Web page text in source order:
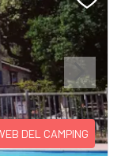
Next
DEL CAMPING